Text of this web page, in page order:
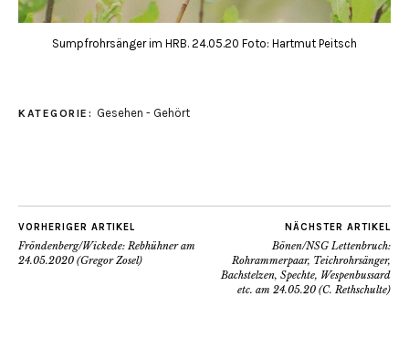
Sumpfrohrsänger im HRB. 24.05.20 Foto: Hartmut Peitsch
KATEGORIE: Gesehen - Gehört
VORHERIGER ARTIKEL
Fröndenberg/Wickede: Rebhühner am
24.05.2020 (Gregor Zosel)
NÄCHSTER ARTIKEL
Bönen/NSG Lettenbruch:
Rohrammerpaar, Teichrohrsänger,
Bachstelzen, Spechte, Wespenbussard
etc. am 24.05.20 (C. Rethschulte)